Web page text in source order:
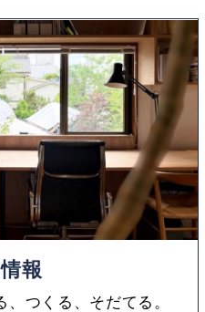
報
つくる、そだてる。